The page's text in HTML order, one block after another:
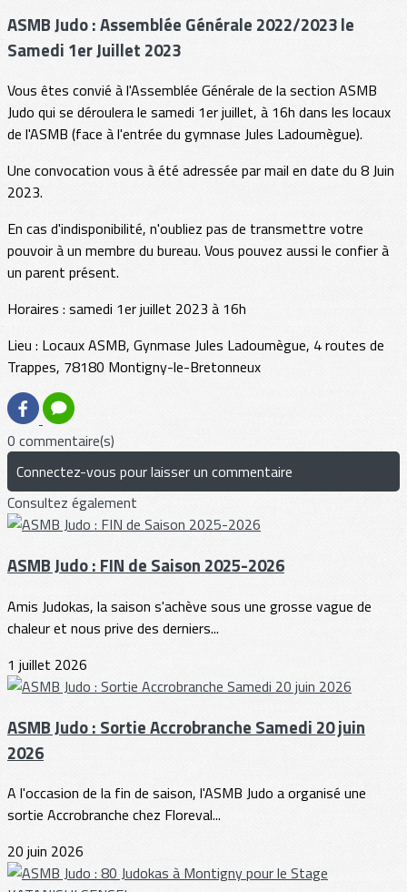
ASMB Judo : Assemblée Générale 2022/2023 le
Samedi 1er Juillet 2023
Vous êtes convié à l'Assemblée Générale de la section ASMB
Judo qui se déroulera le samedi 1er juillet, à 16h dans les locaux
de l'ASMB (face à l'entrée du gymnase Jules Ladoumègue).
Une convocation vous à été adressée par mail en date du 8 Juin
2023.
En cas d'indisponibilité, n'oubliez pas de transmettre votre
pouvoir à un membre du bureau. Vous pouvez aussi le confier à
un parent présent.
Horaires : samedi 1er juillet 2023 à 16h
Lieu : Locaux ASMB, Gynmase Jules Ladoumègue, 4 routes de
Trappes, 78180 Montigny-le-Bretonneux
0 commentaire(s)
Connectez-vous pour laisser un commentaire
Consultez également
ASMB Judo : FIN de Saison 2025-2026
Amis Judokas, la saison s'achève sous une grosse vague de
chaleur et nous prive des derniers...
1 juillet 2026
ASMB Judo : Sortie Accrobranche Samedi 20 juin
2026
A l'occasion de la fin de saison, l'ASMB Judo a organisé une
sortie Accrobranche chez Floreval...
20 juin 2026